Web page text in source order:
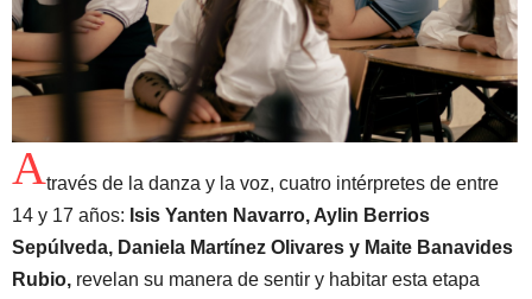
Através de la danza y la voz, cuatro intérpretes de entre
14 y 17 años: Isis Yanten Navarro, Aylin Berrios
Sepúlveda, Daniela Martínez Olivares y Maite Banavides
Rubio, revelan su manera de sentir y habitar esta etapa